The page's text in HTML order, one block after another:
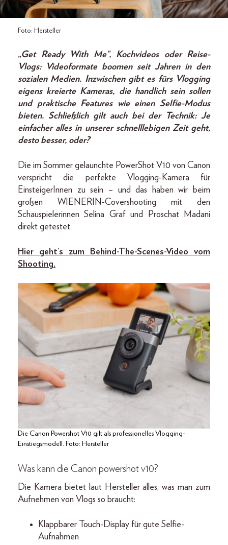
Foto: Hersteller
„Get Ready With Me“, Kochvideos oder Reise-
Vlogs: Videoformate boomen seit Jahren in den
sozialen Medien. Inzwischen gibt es fürs Vlogging
eigens kreierte Kameras, die handlich sein sollen
und praktische Features wie einen Selfie-Modus
bieten. Schließlich gilt auch bei der Technik: Je
einfacher alles in unserer schnelllebigen Zeit geht,
desto besser, oder?
Die im Sommer gelaunchte PowerShot V10 von Canon
verspricht die perfekte Vlogging-Kamera für
EinsteigerInnen zu sein – und das haben wir beim
großen WIENERIN-Covershooting mit den
Schauspielerinnen Selina Graf und Proschat Madani
direkt getestet.
Hier geht’s zum Behind-The-Scenes-Video vom
Shooting.
Die Canon Powershot V10 gilt als professionelles Vlogging-
Einstiegsmodell. Foto: Hersteller
Was kann die Canon powershot v10?
Die Kamera bietet laut Hersteller alles, was man zum
Aufnehmen von Vlogs so braucht:
Klappbarer Touch-Display für gute Selfie-
Aufnahmen